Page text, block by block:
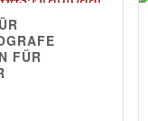
FÜR